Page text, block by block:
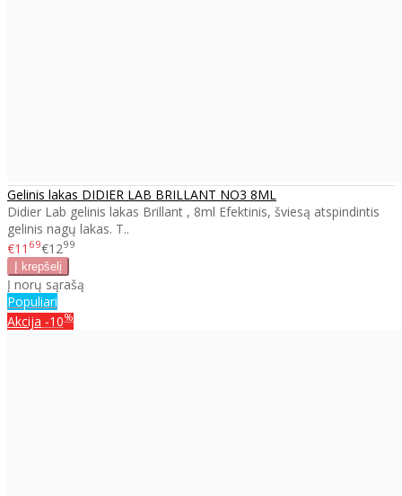
Gelinis lakas DIDIER LAB BRILLANT NO3 8ML
Didier Lab gelinis lakas Brillant , 8ml Efektinis, šviesą atspindintis
gelinis nagų lakas. T..
€11 69€1299
Į norų sąrašą
Populiari
Akcija -10%